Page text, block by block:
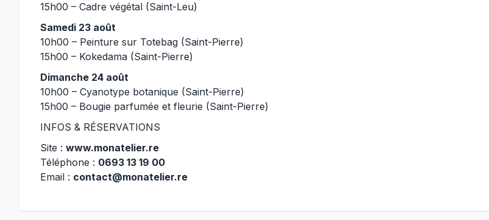
15h00 – Cadre végétal (Saint-Leu)
Samedi 23 août
10h00 – Peinture sur Totebag (Saint-Pierre)
15h00 – Kokedama (Saint-Pierre)
Dimanche 24 août
10h00 – Cyanotype botanique (Saint-Pierre)
15h00 – Bougie parfumée et fleurie (Saint-Pierre)
INFOS & RÉSERVATIONS
Site : www.monatelier.re
Téléphone : 0693 13 19 00
Email : contact@monatelier.re